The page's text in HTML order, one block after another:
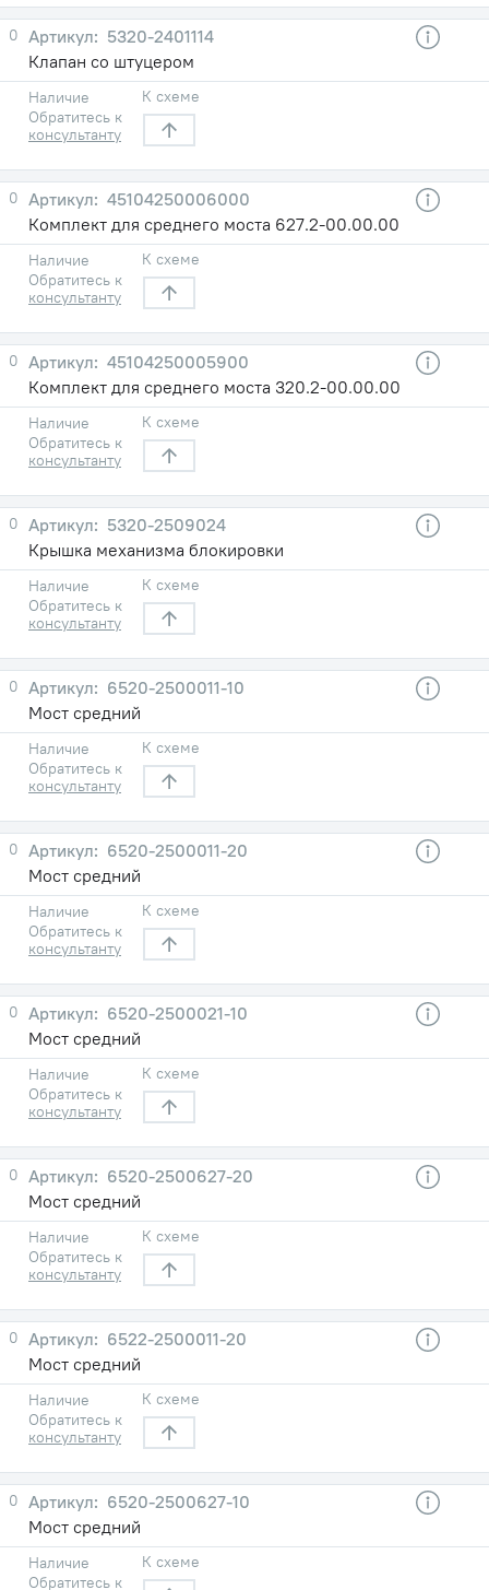
0
5320-2401114
Клапан со штуцером
Наличие
Обратитесь к
консультанту
К схеме
0
45104250006000
Комплект для среднего моста 627.2-00.00.00
Наличие
Обратитесь к
консультанту
К схеме
0
45104250005900
Комплект для среднего моста 320.2-00.00.00
Наличие
Обратитесь к
консультанту
К схеме
0
5320-2509024
Крышка механизма блокировки
Наличие
Обратитесь к
консультанту
К схеме
0
6520-2500011-10
Мост средний
Наличие
Обратитесь к
консультанту
К схеме
0
6520-2500011-20
Мост средний
Наличие
Обратитесь к
консультанту
К схеме
0
6520-2500021-10
Мост средний
Наличие
Обратитесь к
консультанту
К схеме
0
6520-2500627-20
Мост средний
Наличие
Обратитесь к
консультанту
К схеме
0
6522-2500011-20
Мост средний
Наличие
Обратитесь к
консультанту
К схеме
0
6520-2500627-10
Мост средний
Наличие
Обратитесь к
К схеме